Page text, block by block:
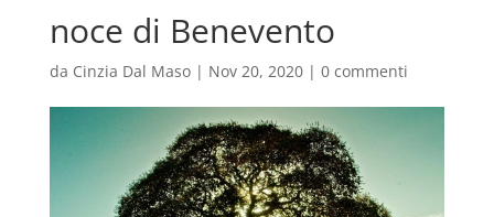
noce di Benevento
da Cinzia Dal Maso| Nov 20, 2020| 0 commenti